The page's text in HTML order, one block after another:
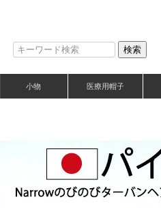
検索
小物 医療用帽子